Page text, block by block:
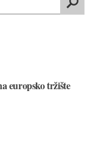
europsko tržište